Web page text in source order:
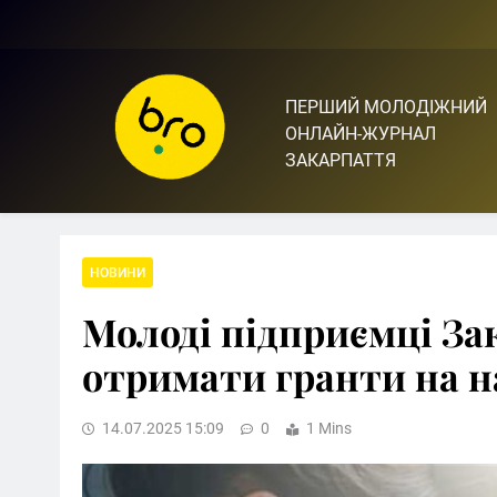
Bro.org.ua | BRO – ЦЕ
ПЕРШИЙ МОЛОДІЖНИЙ
ОНЛАЙН-ЖУРНАЛ
ЗАКАРПАТТЯ
НОВИНИ
Молоді підприємці
отримати гранти на
14.07.2025 15:09 0 1 Mins